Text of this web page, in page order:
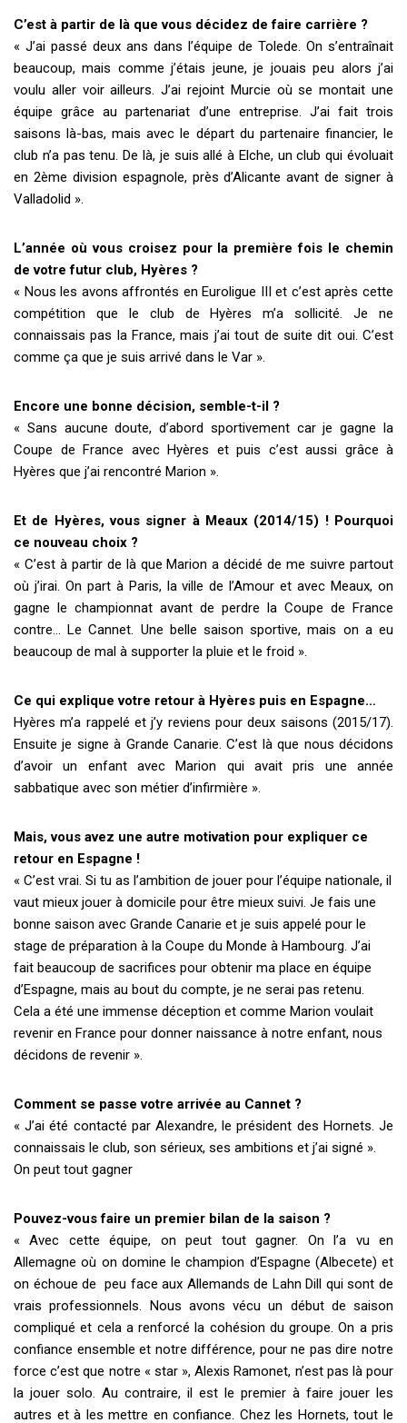
C’est à partir de là que vous décidez de faire carrière ?
« J’ai passé deux ans dans l’équipe de Tolede. On s’entraînait
beaucoup, mais comme j’étais jeune, je jouais peu alors j’ai
voulu aller voir ailleurs. J’ai rejoint Murcie où se montait une
équipe grâce au partenariat d’une entreprise. J’ai fait trois
saisons là-bas, mais avec le départ du partenaire financier, le
club n’a pas tenu. De là, je suis allé à Elche, un club qui évoluait
en 2ème division espagnole, près d’Alicante avant de signer à
Valladolid ».
L’année où vous croisez pour la première fois le chemin
de votre futur club, Hyères ?
« Nous les avons affrontés en Euroligue III et c’est après cette
compétition que le club de Hyères m’a sollicité. Je ne
connaissais pas la France, mais j’ai tout de suite dit oui. C’est
comme ça que je suis arrivé dans le Var ».
Encore une bonne décision, semble-t-il ?
« Sans aucune doute, d’abord sportivement car je gagne la
Coupe de France avec Hyères et puis c’est aussi grâce à
Hyères que j’ai rencontré Marion ».
Et de Hyères, vous signer à Meaux (2014/15) ! Pourquoi
ce nouveau choix ?
« C’est à partir de là que Marion a décidé de me suivre partout
où j’irai. On part à Paris, la ville de l’Amour et avec Meaux, on
gagne le championnat avant de perdre la Coupe de France
contre… Le Cannet. Une belle saison sportive, mais on a eu
beaucoup de mal à supporter la pluie et le froid ».
Ce qui explique votre retour à Hyères puis en Espagne…
Hyères m’a rappelé et j’y reviens pour deux saisons (2015/17).
Ensuite je signe à Grande Canarie. C’est là que nous décidons
d’avoir un enfant avec Marion qui avait pris une année
sabbatique avec son métier d’infirmière ».
Mais, vous avez une autre motivation pour expliquer ce
retour en Espagne !
« C’est vrai. Si tu as l’ambition de jouer pour l’équipe nationale, il
vaut mieux jouer à domicile pour être mieux suivi. Je fais une
bonne saison avec Grande Canarie et je suis appelé pour le
stage de préparation à la Coupe du Monde à Hambourg. J’ai
fait beaucoup de sacrifices pour obtenir ma place en équipe
d’Espagne, mais au bout du compte, je ne serai pas retenu.
Cela a été une immense déception et comme Marion voulait
revenir en France pour donner naissance à notre enfant, nous
décidons de revenir ».
Comment se passe votre arrivée au Cannet ?
« J’ai été contacté par Alexandre, le président des Hornets. Je
connaissais le club, son sérieux, ses ambitions et j’ai signé ».
On peut tout gagner
Pouvez-vous faire un premier bilan de la saison ?
« Avec cette équipe, on peut tout gagner. On l’a vu en
Allemagne où on domine le champion d’Espagne (Albecete) et
on échoue de peu face aux Allemands de Lahn Dill qui sont de
vrais professionnels. Nous avons vécu un début de saison
compliqué et cela a renforcé la cohésion du groupe. On a pris
confiance ensemble et notre différence, pour ne pas dire notre
force c’est que notre « star », Alexis Ramonet, n’est pas là pour
la jouer solo. Au contraire, il est le premier à faire jouer les
autres et à les mettre en confiance. Chez les Hornets, tout le